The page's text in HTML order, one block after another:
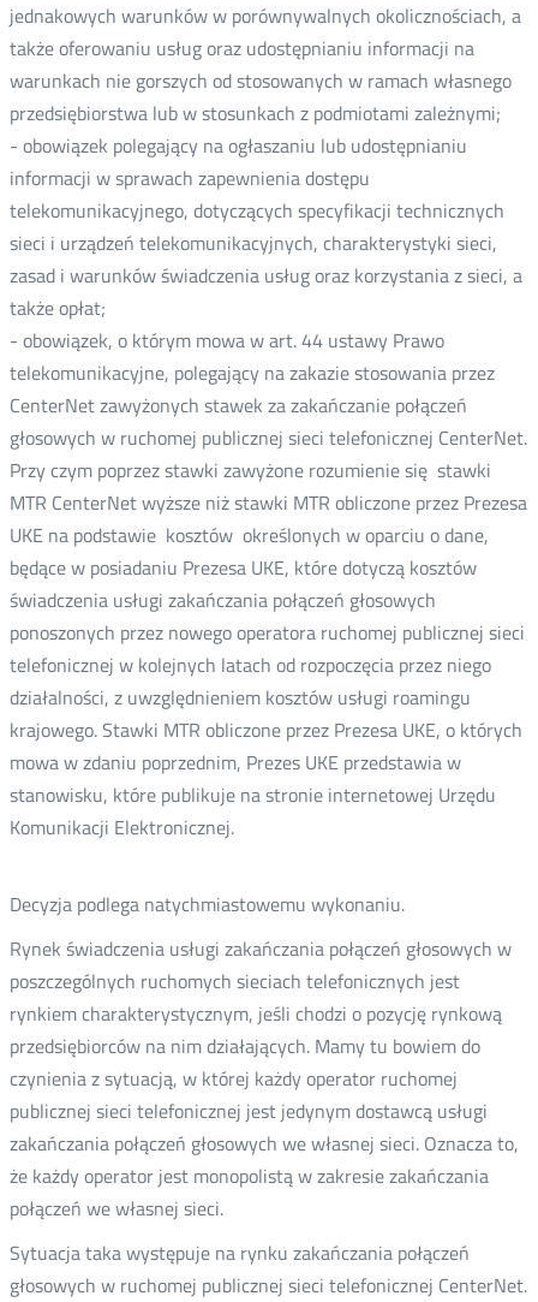
jednakowych warunków w porównywalnych okolicznościach, a
także oferowaniu usług oraz udostępnianiu informacji na
warunkach nie gorszych od stosowanych w ramach własnego
przedsiębiorstwa lub w stosunkach z podmiotami zależnymi;
- obowiązek polegający na ogłaszaniu lub udostępnianiu
informacji w sprawach zapewnienia dostępu
telekomunikacyjnego, dotyczących specyfikacji technicznych
sieci i urządzeń telekomunikacyjnych, charakterystyki sieci,
zasad i warunków świadczenia usług oraz korzystania z sieci, a
także opłat;
- obowiązek, o którym mowa w art. 44 ustawy Prawo
telekomunikacyjne, polegający na zakazie stosowania przez
CenterNet zawyżonych stawek za zakańczanie połączeń
głosowych w ruchomej publicznej sieci telefonicznej CenterNet.
Przy czym poprzez stawki zawyżone rozumienie się stawki
MTR CenterNet wyższe niż stawki MTR obliczone przez Prezesa
UKE na podstawie kosztów określonych w oparciu o dane,
będące w posiadaniu Prezesa UKE, które dotyczą kosztów
świadczenia usługi zakańczania połączeń głosowych
ponoszonych przez nowego operatora ruchomej publicznej sieci
telefonicznej w kolejnych latach od rozpoczęcia przez niego
działalności, z uwzględnieniem kosztów usługi roamingu
krajowego. Stawki MTR obliczone przez Prezesa UKE, o których
mowa w zdaniu poprzednim, Prezes UKE przedstawia w
stanowisku, które publikuje na stronie internetowej Urzędu
Komunikacji Elektronicznej.
Decyzja podlega natychmiastowemu wykonaniu.
Rynek świadczenia usługi zakańczania połączeń głosowych w
poszczególnych ruchomych sieciach telefonicznych jest
rynkiem charakterystycznym, jeśli chodzi o pozycję rynkową
przedsiębiorców na nim działających. Mamy tu bowiem do
czynienia z sytuacją, w której każdy operator ruchomej
publicznej sieci telefonicznej jest jedynym dostawcą usługi
zakańczania połączeń głosowych we własnej sieci. Oznacza to,
że każdy operator jest monopolistą w zakresie zakańczania
połączeń we własnej sieci.
Sytuacja taka występuje na rynku zakańczania połączeń
głosowych w ruchomej publicznej sieci telefonicznej CenterNet.